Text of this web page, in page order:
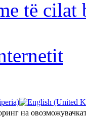
të cilat
овозможувачката